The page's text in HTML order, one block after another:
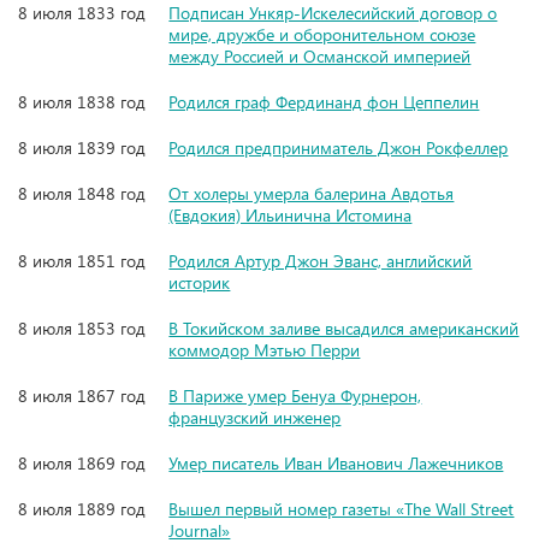
8 июля 1833 год
Подписан Ункяр-Искелесийский договор о
мире, дружбе и оборонительном союзе
между Россией и Османской империей
8 июля 1838 год
Родился граф Фердинанд фон Цеппелин
8 июля 1839 год
Родился предприниматель Джон Рокфеллер
8 июля 1848 год
От холеры умерла балерина Авдотья
(Евдокия) Ильинична Истомина
8 июля 1851 год
Родился Артур Джон Эванс, английский
историк
8 июля 1853 год
В Токийском заливе высадился американский
коммодор Мэтью Перри
8 июля 1867 год
В Париже умер Бенуа Фурнерон,
французский инженер
8 июля 1869 год
Умер писатель Иван Иванович Лажечников
8 июля 1889 год
Вышел первый номер газеты «The Wall Street
Journal»